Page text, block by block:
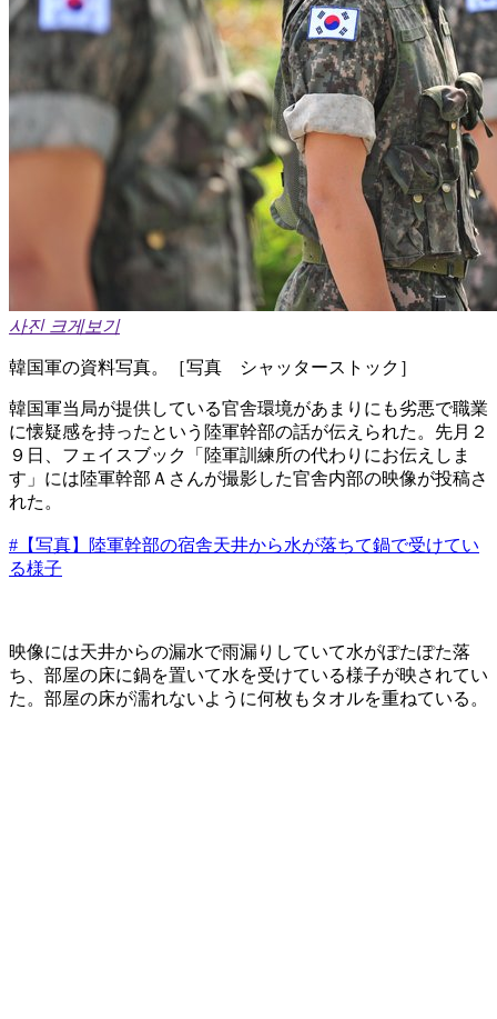
사진 크게보기
韓国軍の資料写真。［写真 シャッターストック］
韓国軍当局が提供している官舎環境があまりにも劣悪で職業
に懐疑感を持ったという陸軍幹部の話が伝えられた。先月２
９日、フェイスブック「陸軍訓練所の代わりにお伝えしま
す」には陸軍幹部Ａさんが撮影した官舎内部の映像が投稿さ
れた。
#【写真】陸軍幹部の宿舎天井から水が落ちて鍋で受けてい
る様子
映像には天井からの漏水で雨漏りしていて水がぽたぽた落
ち、部屋の床に鍋を置いて水を受けている様子が映されてい
た。部屋の床が濡れないように何枚もタオルを重ねている。